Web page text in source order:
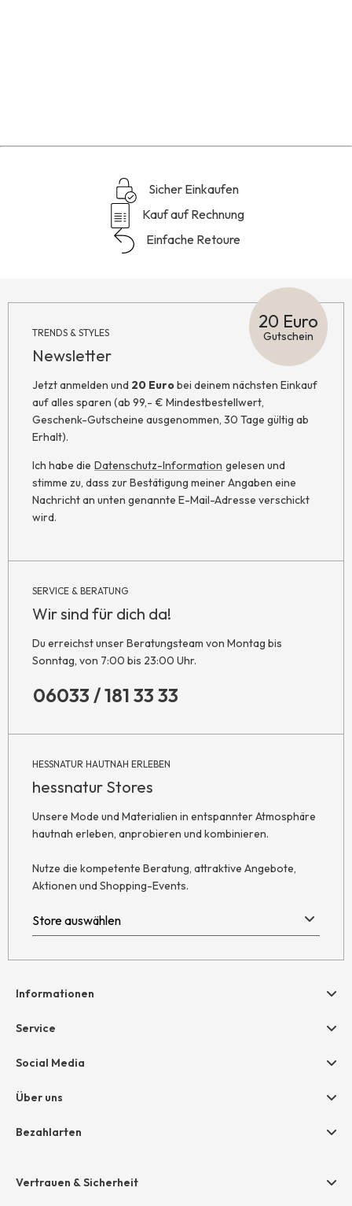
Sicher Einkaufen
Kauf auf Rechnung
Einfache Retoure
TRENDS & STYLES
Newsletter
20 Euro
Gutschein
Jetzt anmelden und 20 Eurobei deinem nächsten Einkauf
auf alles sparen (ab 99,- € Mindestbestellwert,
Geschenk-Gutscheine ausgenommen, 30 Tage gültig ab
Erhalt).
Ich habe die Datenschutz-Information gelesen und
stimme zu, dass zur Bestätigung meiner Angaben eine
Nachricht an unten genannte E-Mail-Adresse verschickt
wird.
SERVICE & BERATUNG
Wir sind für dich da!
Du erreichst unser Beratungsteam von Montag bis
Sonntag, von 7:00 bis 23:00 Uhr.
06033 / 181 33 33
HESSNATUR HAUTNAH ERLEBEN
hessnatur Stores
Unsere Mode und Materialien in entspannter Atmosphäre
hautnah erleben, anprobieren und kombinieren.
Nutze die kompetente Beratung, attraktive Angebote,
Aktionen und Shopping-Events.
Informationen
Hilfe & Kontakt
Retoure
AGB
Datenschutz
Grounding Page
Service
Geschenkgutscheine
Größentabelle
Social Media
Über uns
Unternehmen
Bezahlarten
Amazon Pay
Vertrauen & Sicherheit